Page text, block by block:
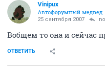
Vinipux
Автофорумный медвед
25 сентября 2007
Вобщем то она и сейчас
ОТВЕТИТЬ